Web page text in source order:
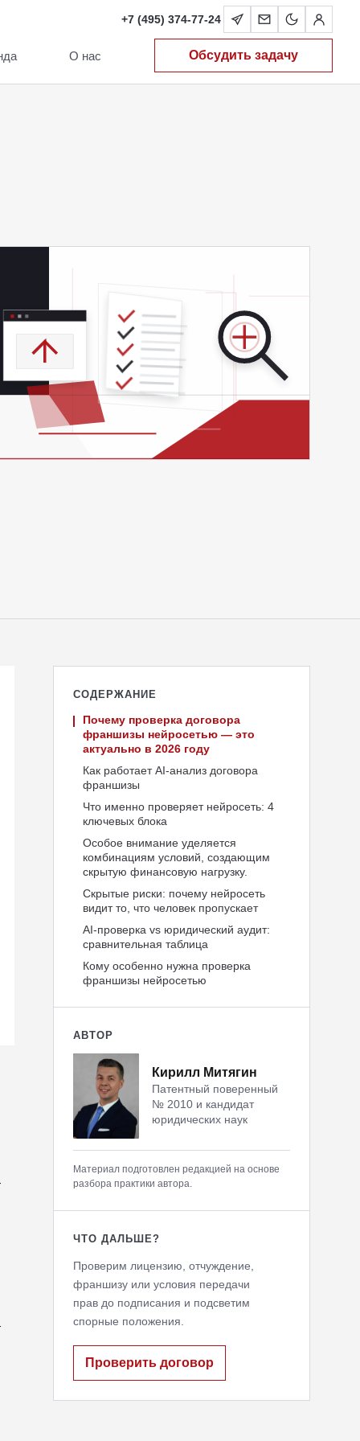
О нас
+7 (495) 374-77-24
Обсудить задачу
СОДЕРЖАНИЕ
Почему проверка договора
франшизы нейросетью — это
актуально в 2026 году
Как работает AI-анализ договора
франшизы
Что именно проверяет нейросеть: 4
ключевых блока
Особое внимание уделяется
комбинациям условий, создающим
скрытую финансовую нагрузку.
Скрытые риски: почему нейросеть
видит то, что человек пропускает
AI-проверка vs юридический аудит:
сравнительная таблица
Кому особенно нужна проверка
франшизы нейросетью
АВТОР
Кирилл Митягин
Патентный поверенный
№ 2010 и кандидат
юридических наук
Материал подготовлен редакцией на основе
разбора практики автора.
ЧТО ДАЛЬШЕ?
Проверим лицензию, отчуждение,
франшизу или условия передачи
прав до подписания и подсветим
спорные положения.
Проверить договор